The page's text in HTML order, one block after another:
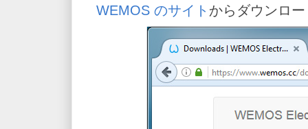
WEMOS のサイト からダウンロ